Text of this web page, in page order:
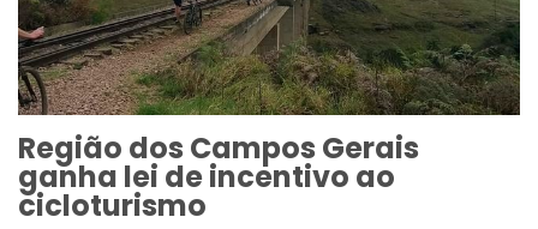
Região dos Campos Gerais
ganha lei de incentivo ao
cicloturismo